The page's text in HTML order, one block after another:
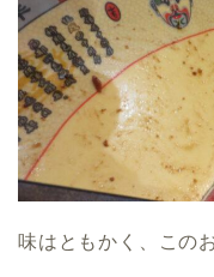
味はともかく、この